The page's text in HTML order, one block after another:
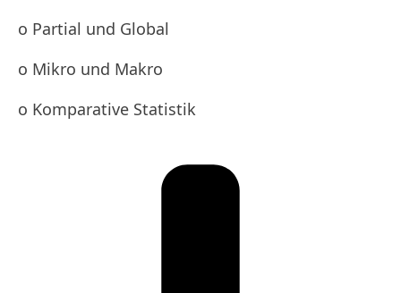
o Partial und Global
o Mikro und Makro
o Komparative Statistik